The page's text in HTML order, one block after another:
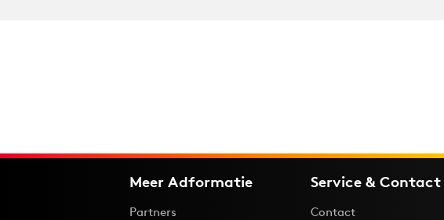
Meer Adformatie
Partners
Service & Contact
Contact